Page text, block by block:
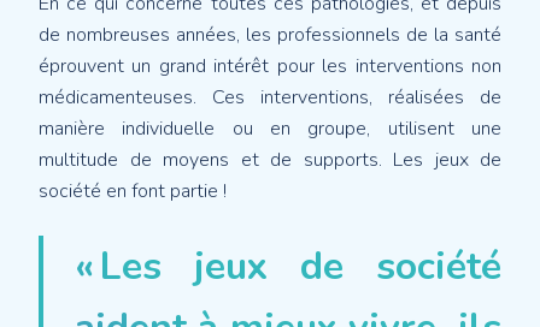
de nombreuses années, les professionnels de la santé
éprouvent un grand intérêt pour les interventions non
médicamenteuses. Ces interventions, réalisées de
manière individuelle ou en groupe, utilisent une
multitude de moyens et de supports. Les jeux de
société en font partie !
« Les jeux de société